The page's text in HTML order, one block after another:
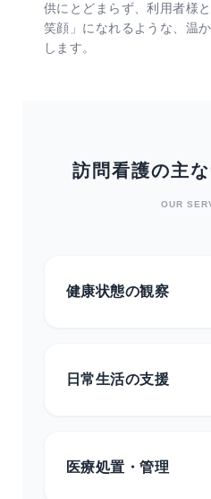
供にとどまらず、利用者様
笑顔」になれるような、温
します。
訪問看護の主
OUR
健康状態の観察
日常生活の支援
医療処置・管理